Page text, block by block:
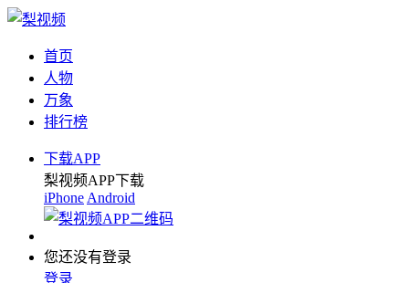
首页
人物
万象
排行榜
下载APP
梨视频APP下载
iPhone Android
您还没有登录
登录